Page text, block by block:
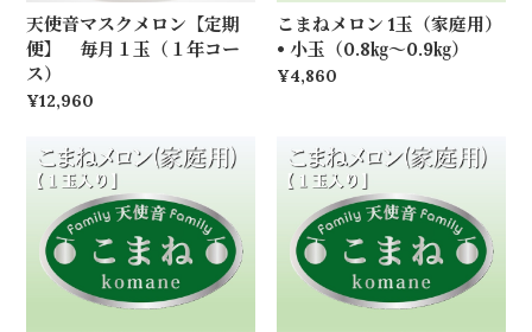
天使音マスクメロン【定期
便】 毎月１玉（１年コー
ス）
¥12,960
こまねメロン 1玉（家庭用）
• 小玉（0.8㎏～0.9㎏）
¥4,860